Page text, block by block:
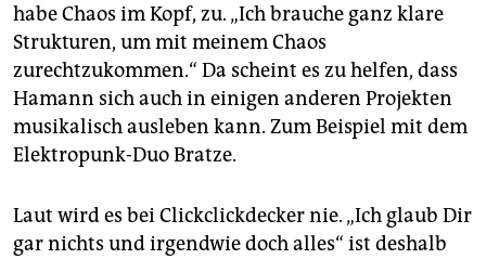
habe Chaos im Kopf, zu. „Ich brauche ganz klare
Strukturen, um mit meinem Chaos
zurechtzukommen.“ Da scheint es zu helfen, dass
Hamann sich auch in einigen anderen Projekten
musikalisch ausleben kann. Zum Beispiel mit dem
Elektropunk-Duo Bratze.
Laut wird es bei Clickclickdecker nie. „Ich glaub Dir
gar nichts und irgendwie doch alles“ ist deshalb